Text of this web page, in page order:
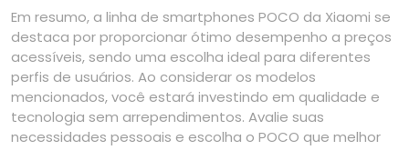
Em resumo, a linha de smartphones POCO da Xiaomi se
destaca por proporcionar ótimo desempenho a preços
acessíveis, sendo uma escolha ideal para diferentes
perfis de usuários. Ao considerar os modelos
mencionados, você estará investindo em qualidade e
tecnologia sem arrependimentos. Avalie suas
necessidades pessoais e escolha o POCO que melhor